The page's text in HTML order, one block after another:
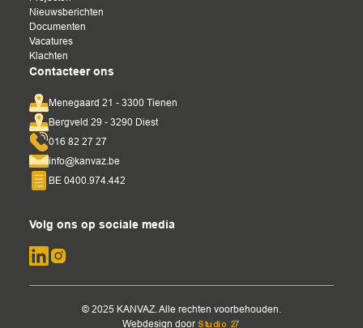
Nieuwsberichten
Documenten
Vacatures
Klachten
Contacteer ons
Menegaard 21 - 3300 Tienen
Bergveld 29 - 3290 Diest
016 82 27 27
info@kanvaz.be
BE 0400.974.442
Volg ons op sociale media
© 2025 KANVAZ. Alle rechten voorbehouden.
Webdesign door Studio 27